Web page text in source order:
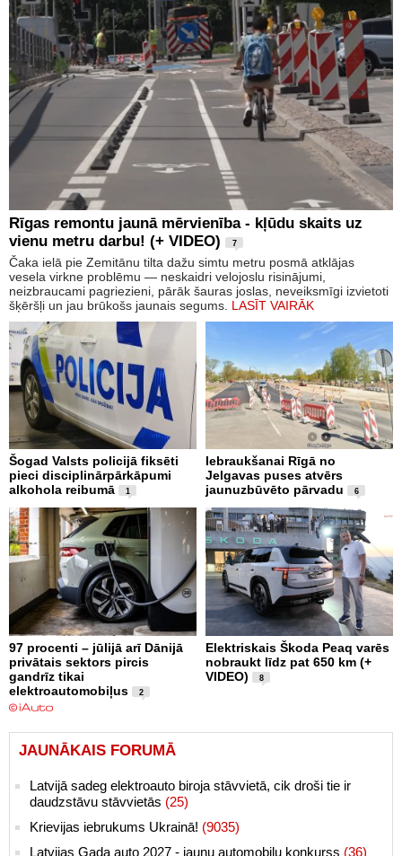
Rīgas remontu jaunā mērvienība - kļūdu skaits uz
vienu metru darbu! (+ VIDEO)
7
Čaka ielā pie Zemitānu tilta dažu simtu metru posmā atklājas
vesela virkne problēmu — neskaidri velojoslu risinājumi,
neizbraucami pagriezieni, pārāk šauras joslas, neveiksmīgi izvietoti
šķēršļi un jau brūkošs jaunais segums. LASĪT VAIRĀK
Šogad Valsts policijā fiksēti
pieci disciplinārpārkāpumi
alkohola reibumā
1
Iebraukšanai Rīgā no
Jelgavas puses atvērs
jaunuzbūvēto pārvadu
6
97 procenti – jūlijā arī Dānijā
privātais sektors pircis
gandrīz tikai
elektroautomobiļus
2
Elektriskais Škoda Peaq varēs
nobraukt līdz pat 650 km (+
VIDEO)
8
JAUNĀKAIS FORUMĀ
Latvijā sadeg elektroauto biroja stāvvietā, cik droši tie ir
daudzstāvu stāvvietās (25)
Krievijas iebrukums Ukrainā! (9035)
Latvijas Gada auto 2027 - jaunu automobiļu konkurss (36)